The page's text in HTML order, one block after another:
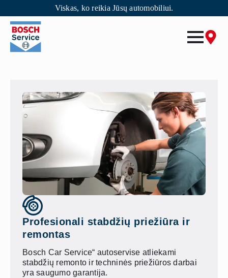
to
main
content
Viskas, ko reikia Jūsų automobiliui.
Profesionali stabdžių priežiūra ir
remontas
Bosch Car Service“ autoservise atliekami
stabdžių remonto ir techninės priežiūros darbai
yra saugumo garantija.